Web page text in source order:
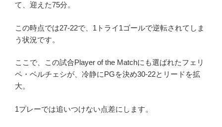
て、迎えた75分。
この時点では27-22で、1トライ1ゴールで逆転されてしま
う状況です。
ここで、この試合Player of the Matchにも選ばれたフェリ
ペ・ベルチェシが、冷静にPGを決め30-22とリードを拡
大。
1プレーでは追いつけない点差にします。